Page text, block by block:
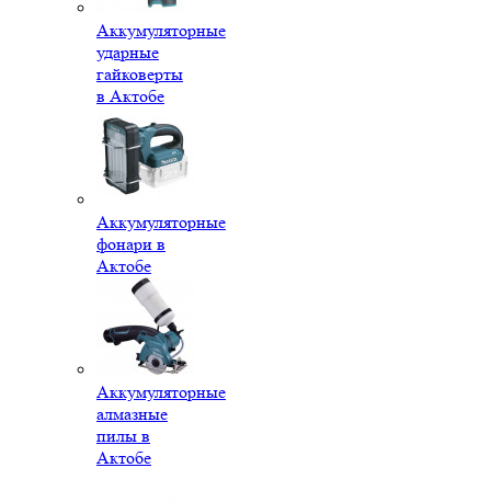
Аккумуляторные
ударные
гайковерты
в Актобе
Аккумуляторные
фонари в
Актобе
Аккумуляторные
алмазные
пилы в
Актобе